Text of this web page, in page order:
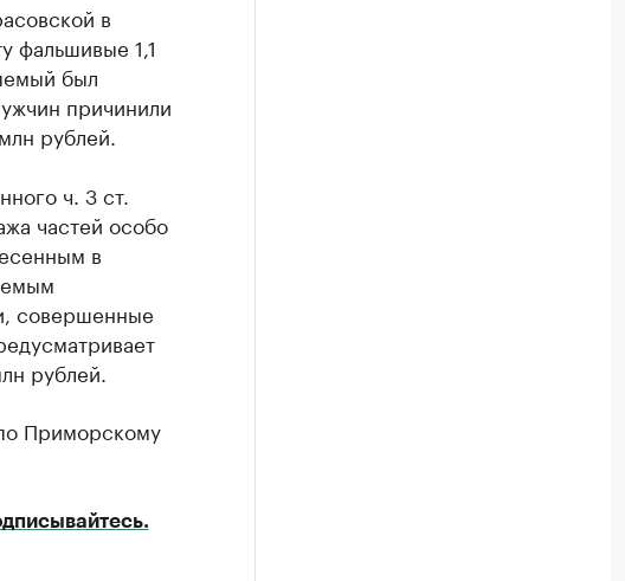
в
фальшивые 1,1
был
причинили
рублей.
ч. 3 ст.
частей особо
в
совершенные
рублей.
Приморскому